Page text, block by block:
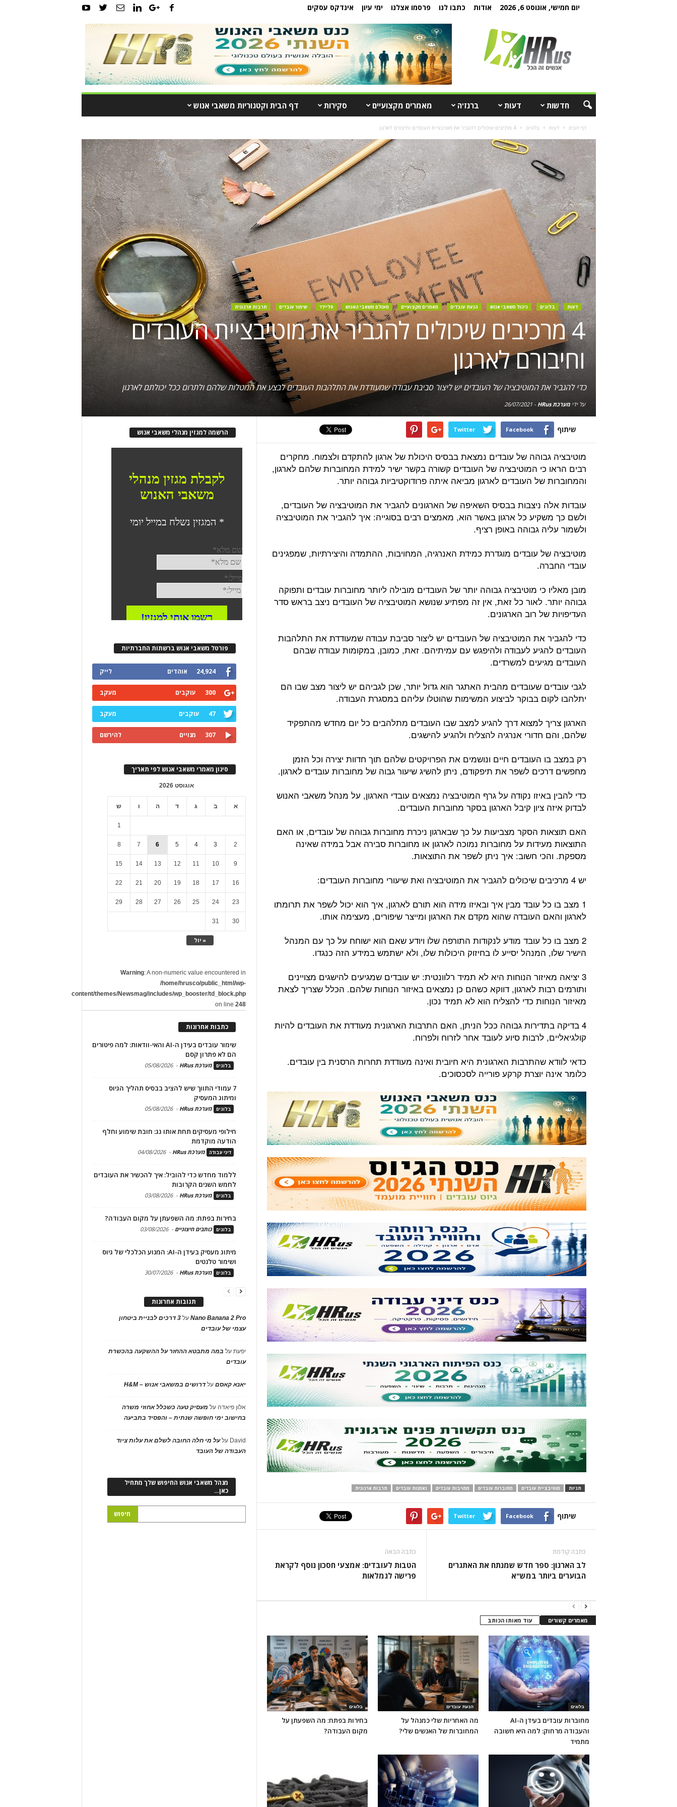
יום חמישי, אוגוסט 6, 2026 אודות כתבו לנו פרסמו אצלנו ימי עיון אינדקס עסקים
חדשות דעות ברנז'ה מאמרים מקצועיים סקירות דף הבית וקטגוריות משאבי אנוש
דף הבית דעות בלוגים 4 מרכיבים שיכולים להגביר את מוטיבציית העובדים וחיבורם לארגון
דעות בלוגים ניהול משאבי אנוש הנעת עובדים מאמרים מקצועיים מעולם משאבי האנוש סליידר שימור עובדים תרבות ארגונית
4 מרכיבים שיכולים להגביר את מוטיבציית העובדים
וחיבורם לארגון
כדי להגביר את המוטיבציה של העובדים יש ליצור סביבת עבודה שמעודדת את התלהבות העובדים לבצע את המטלות שלהם ולתרום ככל יכולתם לארגון
על ידימערכת HRus -
26/07/2021
שיתוף Facebook
Twitter
מוטיבציה גבוהה של עובדים נמצאת בבסיס היכולת של ארגון להתקדם ולצמוח. מחקרים
רבים הראו כי המוטיבציה של העובדים קשורה בקשר ישיר למידת המחוברות שלהם לארגון,
והמחוברות של העובדים לארגון מביאה איתה פרודוקטיביות גבוהה יותר.
עובדות אלה ניצבות בבסיס השאיפה של הארגונים להגביר את המוטיבציה של העובדים,
ולשם כך משקיע כל ארגון באשר הוא, מאמצים רבים בסוגייה: איך להגביר את המוטיבציה
ולשמור עליה גבוהה באופן רציף.
מוטיבציה של עובדים מוגדרת כמידת האנרגיה, המחויבות, ההתמדה והיצירתיות, שמפגינים
עובדי החברה.
מובן מאליו כי מוטיבציה גבוהה יותר של העובדים מובילה ליותר מחוברות עובדים ותפוקה
גבוהה יותר. לאור כל זאת, אין זה מפתיע שנושא המוטיבציה של העובדים ניצב בראש סדר
העדיפויות של רוב הארגונים.
כדי להגביר את המוטיבציה של העובדים יש ליצור סביבת עבודה שמעודדת את התלהבות
העובדים להגיע לעבודה ולהיפגש עם עמיתיהם. זאת, כמובן, במקומות עבודה שבהם
העובדים מגיעים למשרדים.
לגבי עובדים שעובדים מהבית האתגר הוא גדול יותר, שכן לגביהם יש ליצור מצב שבו הם
יתלהבו לקום בבוקר לביצוע המשימות שהוטלו עליהם במסגרת העבודה.
הארגון צריך למצוא דרך להגיע למצב שבו העובדים מתלהבים כל יום מחדש מהתפקיד
שלהם, והם חדורי אנרגיה להצליח ולהגיע להישגים.
רק במצב בו העובדים חיים ונושמים את הפרויקטים שלהם תוך חדוות יצירה וכל הזמן
מחפשים דרכים לשפר את תיפקודם, ניתן להשיג שיעור גבוה של מחוברות עובדים לארגון.
כדי להבין באיזו נקודה על גרף המוטיבציה נמצאים עובדי הארגון, על מנהל משאבי האנוש
לבדוק איזה ציון קיבל הארגון בסקר מחוברות העובדים.
האם תוצאות הסקר מצביעות על כך שבארגון ניכרת מחוברות גבוהה של עובדים, או האם
התוצאות מעידות על מחוברות נמוכה לארגון או מחוברות סבירה אבל במידה שאינה
מספקת. והכי חשוב: איך ניתן לשפר את התוצאות.
יש 4 מרכיבים שיכולים להגביר את המוטיבציה ואת שיעורי מחוברות העובדים:
1 מצב בו כל עובד מבין איך ובאיזו מידה הוא תורם לארגון, איך הוא יכול לשפר את תרומתו
לארגון והאם העובדה שהוא מקדם את הארגון ומייצר שיפורים, מעצימה אותו.
2 מצב בו כל עובד מודע לנקודות התורפה שלו ויודע שאם הוא ישוחח על כך עם המנהל
הישיר שלו, המנהל יסייע לו בחיזוק היכולות שלו, ולא ישתמש במידע הזה כנגדו.
3 יציאה מאיזור הנוחות היא לא תמיד רלוונטית: יש עובדים שמגיעים להישגים מצויינים
ותורמים רבות לארגון, דווקא כשהם כן נמצאים באיזור הנוחות שלהם. הכלל שצריך לצאת
מאיזור הנוחות כדי להצליח הוא לא תמיד נכון.
4 בדיקה בתדירות גבוהה ככל הניתן, האם התרבות הארגונית מעודדת את העובדים להיות
קולגיאליים, לרבות סיוע לעובד אחר לזרוח ולפרוח.
כדאי לוודא שהתרבות הארגונית היא חיובית ואינה מעודדת תחרות הרסנית בין עובדים.
כלומר אינה יוצרת קרקע פורייה לסכסוכים.
תגיות מוטיבציית עובדים מחוברות עובדים מחויבות עובדים נאמנות עובדים תרבות ארגונית
שיתוף Facebook
Twitter
כתבה קודמת
לב הארגון: ספר חדש שמנתח את האתגרים
הבוערים ביותר במש"א
כתבה הבאה
הטבות לעובדים: אמצעי חסכון נוסף לקראת
פרישה לגמלאות
מאמרים קשורים עוד מאותו הכותב
בלוגים
בחירות בפתח: מה השפעתן על
מקום העבודה?
הנעת עובדים
מה האחריות שלי כמנהל על
המחוברות של האנשים שלי?
בלוגים
מחוברות עובדים בעידן ה-AI
והעבודה מרחוק: למה היא חשובה
מתמיד
הרשמה למגזין מנהלי משאבי אנוש
פורטל משאבי אנוש ברשתות החברתיות
24,924 אוהדים לייק
300 עוקבים מעקב
47 עוקבים מעקב
307 מנויים להירשם
סינון מאמרי משאבי אנוש לפי תאריך
אוגוסט 2026
א ב ג ד ה ו ש
« יול
1
2
3
4
5
6
7
8
9
10
11
12
13
14
15
16
17
18
19
20
21
22
23
24
25
26
27
28
29
30
31
Warning: A non-numeric value encountered in
/home/hrusco/public_html/wp-
content/themes/Newsmag/includes/wp_booster/td_block.php
on line248
כתבות אחרונות
שימור עובדים בעידן ה-AI והאי-וודאות: למה פיטורים
הם לא פתרון קסם
בלוגים מערכת HRus -
05/08/2026
7 עמודי התווך שיש להציב בבסיס תהליך הגיוס
ומיתוג המעסיק
בלוגים מערכת HRus -
05/08/2026
חילופי מעסיקים תחת אותו גג: חובת שימוע וחלף
הודעה מוקדמת
דיני עבודה מערכת HRus -
04/08/2026
ללמוד מחדש כדי להוביל: איך להכשיר את העובדים
לחמש השנים הקרובות
בלוגים מערכת HRus -
03/08/2026
בחירות בפתח: מה השפעתן על מקום העבודה?
בלוגים כותבים חיצוניים -
03/08/2026
מיתוג מעסיק בעידן ה-AI: המנוע הכלכלי של גיוס
ושימור טלנטים
בלוגים מערכת HRus -
30/07/2026
תגובות אחרונות
Nano Banana 2 Proעל
3 דרכים לבניית ביטחון
עצמי של עובדים
יפעתעל במה מתבטא ההחזר על ההשקעה בהכשרת
עובדים
יאנא קאסםעלדרושים במשאבי אנוש – H&M
אלון פיאדה על מעסיק טעה כשכלל אחוזי משרה
בחישוב ימי חופשה שנתית – והפסיד בתביעה
David עלעל מי חלה החובה לשלם את עלות ציוד
העבודה של העובד
מנהל משאבי אנוש החיפוש שלך מתחיל
כאן…